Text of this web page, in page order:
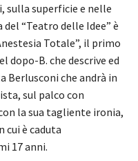
sulla superficie e nelle
“Teatro delle Idee” è
Totale”, il primo
B. che descrive ed
Berlusconi che andrà in
sul palco con
la sua tagliente ironia,
cui è caduta
17 anni.